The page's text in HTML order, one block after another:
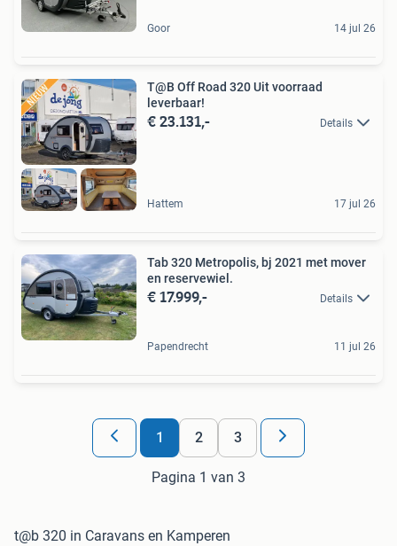
Goor 14 jul 26
T@B Off Road 320 Uit voorraad
leverbaar!
€ 23.131,- Details
Hattem 17 jul 26
Tab 320 Metropolis, bj 2021 met mover
en reservewiel.
€ 17.999,- Details
Papendrecht 11 jul 26
1 2 3
Pagina 1 van 3
t@b 320 in Caravans en Kamperen